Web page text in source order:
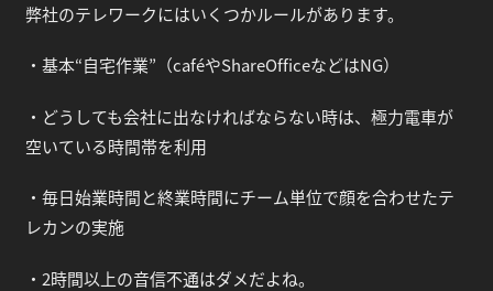
弊社のテレワークにはいくつかルールがあります。
・基本“自宅作業”（caféやShareOfficeなどはNG）
・どうしても会社に出なければならない時は、極力電車が
空いている時間帯を利用
・毎日始業時間と終業時間にチーム単位で顔を合わせたテ
レカンの実施
・2時間以上の音信不通はダメだよね。